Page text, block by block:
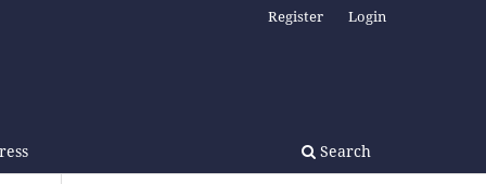
Search
Register Login